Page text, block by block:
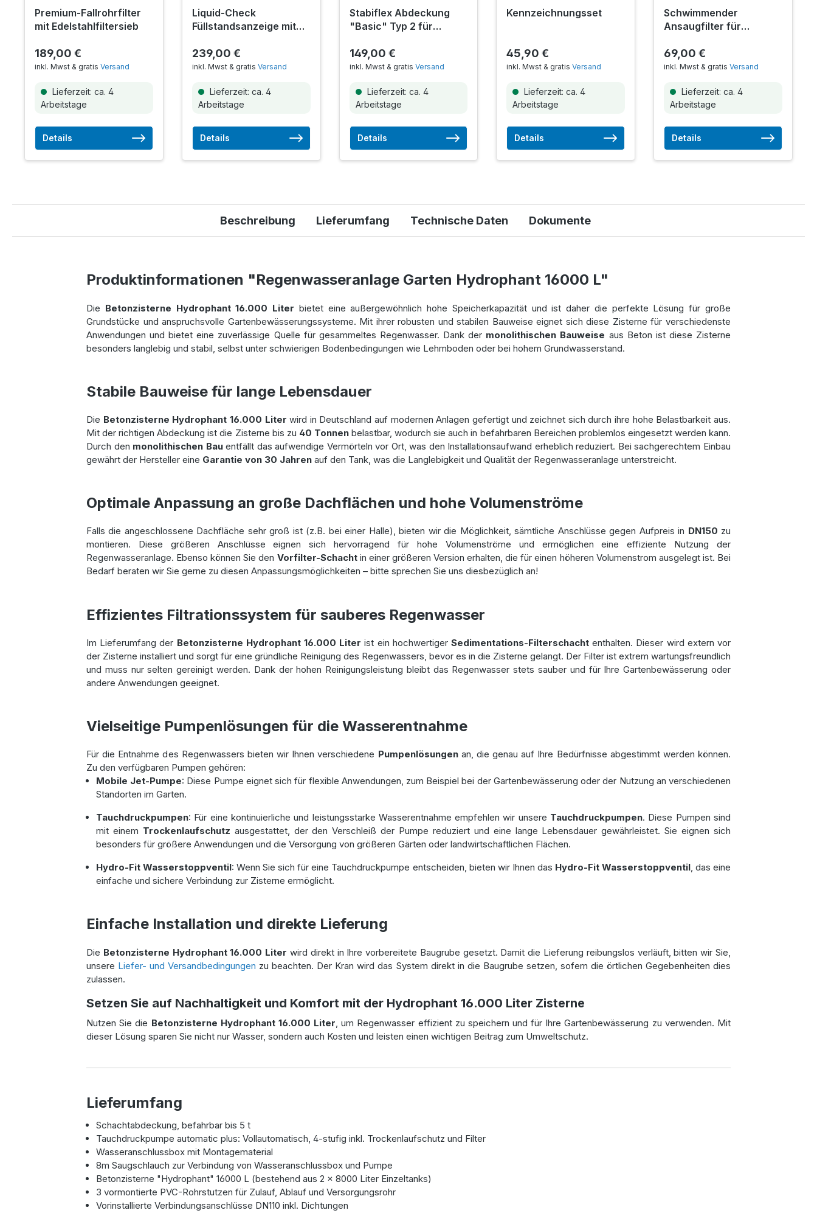
Premium-Fallrohrfilter
mit Edelstahlfiltersieb
189,00 €
inkl. Mwst & gratis Versand
Lieferzeit: ca. 4
Arbeitstage
Details
Liquid-Check
Füllstandsanzeige mit
239,00 €
inkl. Mwst & gratis Versand
Lieferzeit: ca. 4
Arbeitstage
Details
Stabiflex Abdeckung
"Basic" Typ 2 für
Befestigungsset
149,00 €
inkl. Mwst & gratis Versand
Lieferzeit: ca. 4
Arbeitstage
Details
Kennzeichnungsset
45,90 €
inkl. Mwst & gratisVersand
Lieferzeit: ca. 4
Arbeitstage
Details
Schwimmender
Ansaugfilter für
69,00 €
inkl. Mwst & gratisVersand
Lieferzeit: ca. 4
Arbeitstage
Details
Beschreibung Lieferumfang Technische Daten Dokumente
Produktinformationen "Regenwasseranlage Garten Hydrophant 16000 L"
Die Betonzisterne Hydrophant 16.000 Liter bietet eine außergewöhnlich hohe Speicherkapazität und ist daher die perfekte Lösung für große
Grundstücke und anspruchsvolle Gartenbewässerungssysteme. Mit ihrer robusten und stabilen Bauweise eignet sich diese Zisterne für verschiedenste
Anwendungen und bietet eine zuverlässige Quelle für gesammeltes Regenwasser. Dank der monolithischen Bauweise aus Beton ist diese Zisterne
besonders langlebig und stabil, selbst unter schwierigen Bodenbedingungen wie Lehmboden oder bei hohem Grundwasserstand.
Stabile Bauweise für lange Lebensdauer
Die Betonzisterne Hydrophant 16.000 Liter wird in Deutschland auf modernen Anlagen gefertigt und zeichnet sich durch ihre hohe Belastbarkeit aus.
Mit der richtigen Abdeckung ist die Zisterne bis zu 40 Tonnenbelastbar, wodurch sie auch in befahrbaren Bereichen problemlos eingesetzt werden kann.
Durch den monolithischen Bauentfällt das aufwendige Vermörteln vor Ort, was den Installationsaufwand erheblich reduziert. Bei sachgerechtem Einbau
gewährt der Hersteller eine Garantie von 30 Jahren auf den Tank, was die Langlebigkeit und Qualität der Regenwasseranlage unterstreicht.
Optimale Anpassung an große Dachflächen und hohe Volumenströme
Falls die angeschlossene Dachfläche sehr groß ist (z.B. bei einer Halle), bieten wir die Möglichkeit, sämtliche Anschlüsse gegen Aufpreis in DN150 zu
montieren. Diese größeren Anschlüsse eignen sich hervorragend für hohe Volumenströme und ermöglichen eine effiziente Nutzung der
Regenwasseranlage. Ebenso können Sie den Vorfilter-Schachtin einer größeren Version erhalten, die für einen höheren Volumenstrom ausgelegt ist. Bei
Bedarf beraten wir Sie gerne zu diesen Anpassungsmöglichkeiten – bitte sprechen Sie uns diesbezüglich an!
Effizientes Filtrationssystem für sauberes Regenwasser
Im Lieferumfang der Betonzisterne Hydrophant 16.000 Liter ist ein hochwertigerSedimentations-Filterschacht enthalten. Dieser wird extern vor
der Zisterne installiert und sorgt für eine gründliche Reinigung des Regenwassers, bevor es in die Zisterne gelangt. Der Filter ist extrem wartungsfreundlich
und muss nur selten gereinigt werden. Dank der hohen Reinigungsleistung bleibt das Regenwasser stets sauber und für Ihre Gartenbewässerung oder
andere Anwendungen geeignet.
Vielseitige Pumpenlösungen für die Wasserentnahme
Für die Entnahme des Regenwassers bieten wir Ihnen verschiedene Pumpenlösungenan, die genau auf Ihre Bedürfnisse abgestimmt werden können.
Zu den verfügbaren Pumpen gehören:
Mobile Jet-Pumpe: Diese Pumpe eignet sich für flexible Anwendungen, zum Beispiel bei der Gartenbewässerung oder der Nutzung an verschiedenen
Standorten im Garten.
Tauchdruckpumpen: Für eine kontinuierliche und leistungsstarke Wasserentnahme empfehlen wir unsere Tauchdruckpumpen. Diese Pumpen sind
mit einem Trockenlaufschutz ausgestattet, der den Verschleiß der Pumpe reduziert und eine lange Lebensdauer gewährleistet. Sie eignen sich
besonders für größere Anwendungen und die Versorgung von größeren Gärten oder landwirtschaftlichen Flächen.
Hydro-Fit Wasserstoppventil: Wenn Sie sich für eine Tauchdruckpumpe entscheiden, bieten wir Ihnen das Hydro-Fit Wasserstoppventil, das eine
einfache und sichere Verbindung zur Zisterne ermöglicht.
Einfache Installation und direkte Lieferung
Die Betonzisterne Hydrophant 16.000 Liter wird direkt in Ihre vorbereitete Baugrube gesetzt. Damit die Lieferung reibungslos verläuft, bitten wir Sie,
unsere Liefer- und Versandbedingungen zu beachten. Der Kran wird das System direkt in die Baugrube setzen, sofern die örtlichen Gegebenheiten dies
zulassen.
Setzen Sie auf Nachhaltigkeit und Komfort mit der Hydrophant 16.000 Liter Zisterne
Nutzen Sie die Betonzisterne Hydrophant 16.000 Liter , um Regenwasser effizient zu speichern und für Ihre Gartenbewässerung zu verwenden. Mit
dieser Lösung sparen Sie nicht nur Wasser, sondern auch Kosten und leisten einen wichtigen Beitrag zum Umweltschutz.
Lieferumfang
Schachtabdeckung, befahrbar bis 5 t
Tauchdruckpumpe automatic plus: Vollautomatisch, 4-stufig inkl. Trockenlaufschutz und Filter
Wasseranschlussbox mit Montagematerial
8m Saugschlauch zur Verbindung von Wasseranschlussbox und Pumpe
Betonzisterne "Hydrophant" 16000 L (bestehend aus 2 x 8000 Liter Einzeltanks)
3 vormontierte PVC-Rohrstutzen für Zulauf, Ablauf und Versorgungsrohr
Vorinstallierte Verbindungsanschlüsse DN110 inkl. Dichtungen